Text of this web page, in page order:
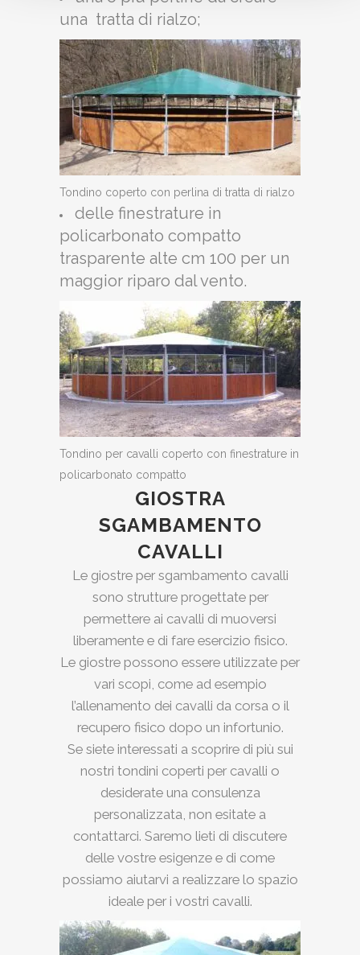
una tratta di rialzo;
Tondino coperto con perlina di tratta di rialzo
delle finestrature in
policarbonato compatto
trasparente alte cm 100 per un
maggior riparo dal vento.
Tondino per cavalli coperto con finestrature in
policarbonato compatto
GIOSTRA
SGAMBAMENTO
CAVALLI
Le giostre per sgambamento cavalli
sono strutture progettate per
permettere ai cavalli di muoversi
liberamente e di fare esercizio fisico.
Le giostre possono essere utilizzate per
vari scopi, come ad esempio
l’allenamento dei cavalli da corsa o il
recupero fisico dopo un infortunio.
Se siete interessati a scoprire di più sui
nostri tondini coperti per cavalli o
desiderate una consulenza
personalizzata, non esitate a
contattarci. Saremo lieti di discutere
delle vostre esigenze e di come
possiamo aiutarvi a realizzare lo spazio
ideale per i vostri cavalli.